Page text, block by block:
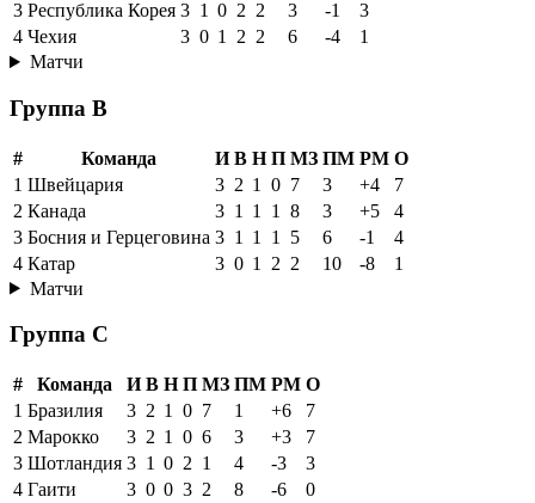
3 Республика Корея 3 1 0 2 2 3 -1
3
4 Чехия 3 0 1 2 2 6 -4
1
Матчи
Группа B
# Команда И В Н П МЗ ПМ РМ О
1 Швейцария 3 2 1 0 7 3 +4
7
2 Канада 3 1 1 1 8 3 +5
4
3 Босния и Герцеговина 3 1 1 1 5 6 -1
4
4 Катар 3 0 1 2 2 10 -8
1
Матчи
Группа C
# Команда И В Н П МЗ ПМ РМ О
1 Бразилия 3 2 1 0 7 1 +6
7
2 Марокко 3 2 1 0 6 3 +3
7
3 Шотландия 3 1 0 2 1 4 -3
3
4 Гаити 3 0 0 3 2 8 -6
0